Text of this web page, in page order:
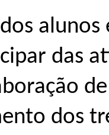
alunos
das
dos